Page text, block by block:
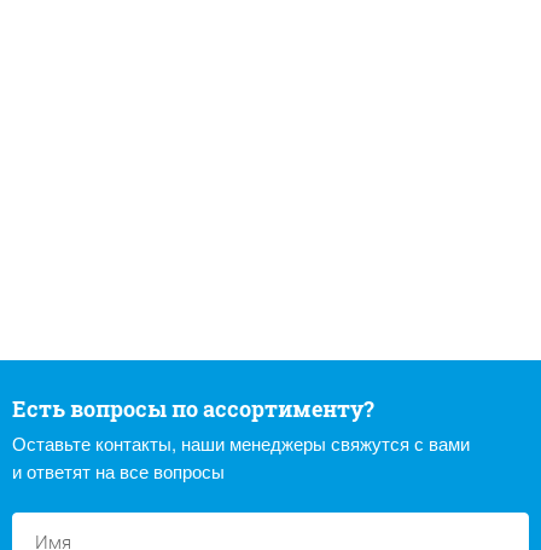
Есть вопросы по ассортименту?
Оставьте контакты, наши менеджеры свяжутся с вами
и ответят на все вопросы